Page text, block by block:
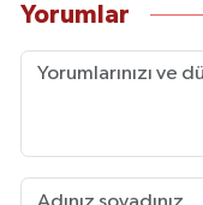
Yorumlar